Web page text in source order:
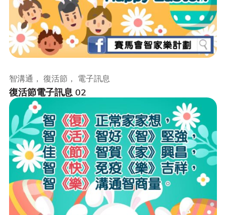
復活節電子訊息 02
智溝通， 復活節， 電子訊息